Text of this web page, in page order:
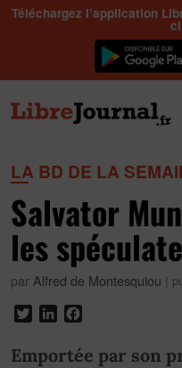
Téléchargez l’application
LA BD DE LA
Salvator
les
parAlfred de Montesquiou |
TwitterLinkedIn
Emportée par son